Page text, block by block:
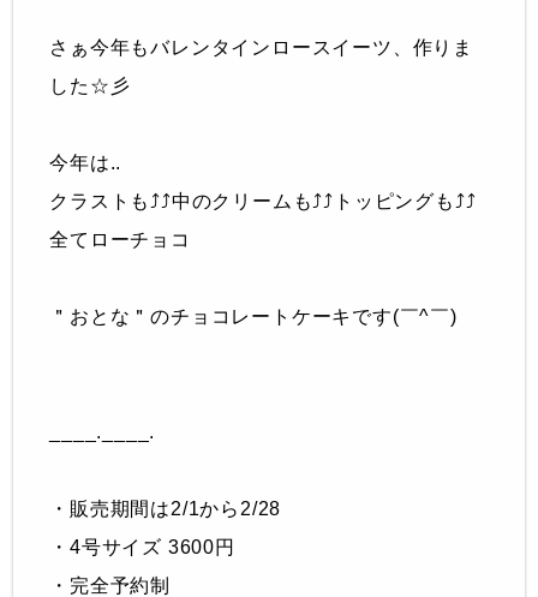
さぁ今年もバレンタインロースイーツ、作りま
した☆彡
今年は..
クラストも⤴︎⤴︎中のクリームも⤴︎⤴︎トッピングも⤴︎⤴︎
全てローチョコ
＂おとな＂のチョコレートケーキです(￣^￣)ゞ
____.____.
・販売期間は2/1から2/28
・4号サイズ 3600円
・完全予約制